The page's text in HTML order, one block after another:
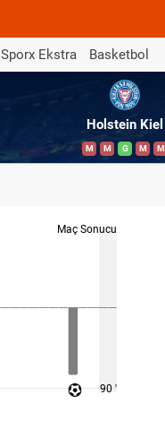
Sporx Ekstra Basketbol
Holstein Kiel
M M G M M
Maç Sonucu
90 '